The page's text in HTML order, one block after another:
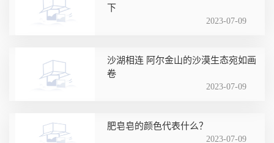
下
2023-07-09
沙湖相连 阿尔金山的沙漠生态宛如画
卷
2023-07-09
肥皂皂的颜色代表什么？
2023-07-09